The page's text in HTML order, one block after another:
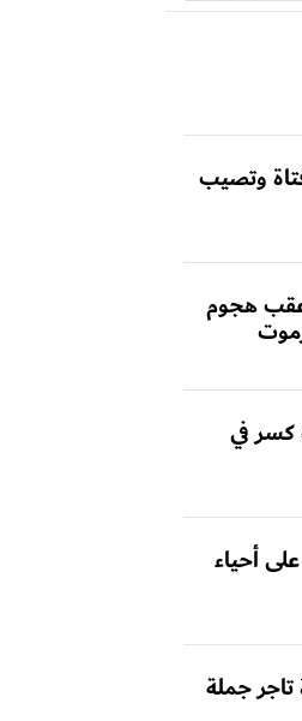
وتصيب
عقب هجوم
كسر في
أحياء
جملة